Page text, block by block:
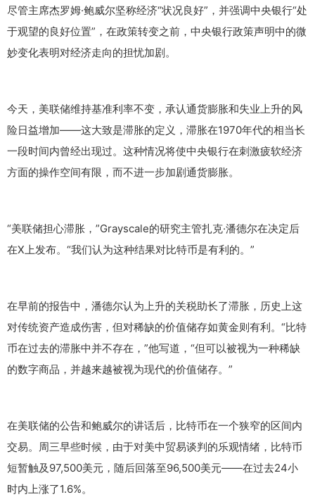
尽管主席杰罗姆·鲍威尔坚称经济“状况良好”，并强调中央银行“处
于观望的良好位置”，在政策转变之前，中央银行政策声明中的微
妙变化表明对经济走向的担忧加剧。
今天，美联储维持基准利率不变，承认通货膨胀和失业上升的风
险日益增加——这大致是滞胀的定义，滞胀在1970年代的相当长
一段时间内曾经出现过。这种情况将使中央银行在刺激疲软经济
方面的操作空间有限，而不进一步加剧通货膨胀。
“美联储担心滞胀，”Grayscale的研究主管扎克·潘德尔在决定后
在X上发布。“我们认为这种结果对比特币是有利的。”
在早前的报告中，潘德尔认为上升的关税助长了滞胀，历史上这
对传统资产造成伤害，但对稀缺的价值储存如黄金则有利。“比特
币在过去的滞胀中并不存在，”他写道，“但可以被视为一种稀缺
的数字商品，并越来越被视为现代的价值储存。”
在美联储的公告和鲍威尔的讲话后，比特币在一个狭窄的区间内
交易。周三早些时候，由于对美中贸易谈判的乐观情绪，比特币
短暂触及97,500美元，随后回落至96,500美元——在过去24小
时内上涨了1.6%。